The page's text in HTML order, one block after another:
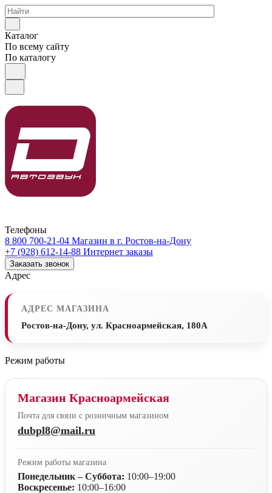
Каталог
По всему сайту
По каталогу
Телефоны
8 800 700-21-04 Магазин в г. Ростов-на-Дону
+7 (928) 612-14-88 Интернет заказы
Заказать звонок
Адрес
АДРЕС МАГАЗИНА
Ростов-на-Дону, ул. Красноармейская, 180А
Режим работы
Магазин Красноармейская
Почта для связи с розничным магазином
dubpl8@mail.ru
Режим работы магазина
Понедельник – Суббота: 10:00–19:00
Воскресенье: 10:00–16:00